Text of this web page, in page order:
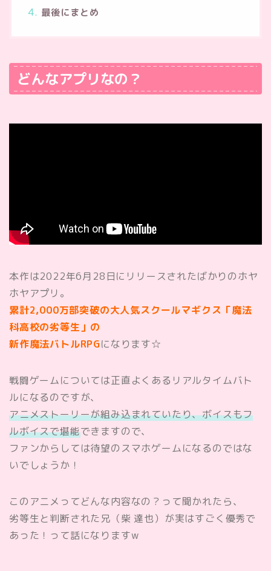
最後にまとめ
どんなアプリなの？
本作は2022年6月28日にリリースされたばかりのホヤ
ホヤアプリ。
累計2,000万部突破の大人気スクールマギクス「魔法
科高校の劣等生」の
新作魔法バトルRPGになります☆
戦闘ゲームについては正直よくあるリアルタイムバト
ルになるのですが、
アニメストーリーが組み込まれていたり、ボイスもフ
ルボイスで堪能できますので、
ファンからしては待望のスマホゲームになるのではな
いでしょうか！
このアニメってどんな内容なの？って聞かれたら、
劣等生と判断された兄（柴 達也）が実はすごく優秀で
あった！って話になりますw